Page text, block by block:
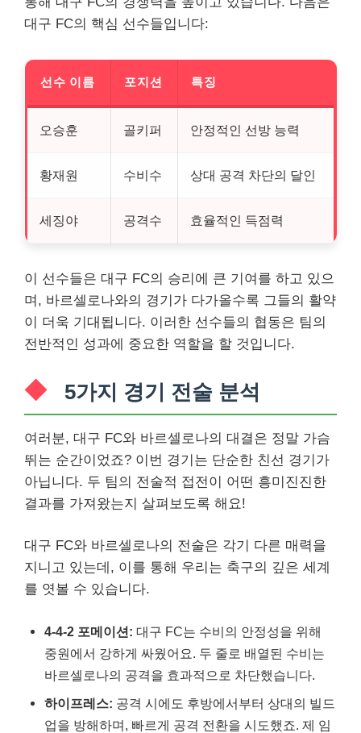
대구 FC의 핵심 선수들입니다:
선수 이름 포지션 특징
오승훈 골키퍼 안정적인 선방 능력
황재원 수비수 상대 공격 차단의 달인
세징야 공격수 효율적인 득점력
이 선수들은 대구 FC의 승리에 큰 기여를 하고 있으
며, 바르셀로나와의 경기가 다가올수록 그들의 활약
이 더욱 기대됩니다. 이러한 선수들의 협동은 팀의
전반적인 성과에 중요한 역할을 할 것입니다.
5가지 경기 전술 분석
여러분, 대구 FC와 바르셀로나의 대결은 정말 가슴
뛰는 순간이었죠? 이번 경기는 단순한 친선 경기가
아닙니다. 두 팀의 전술적 접전이 어떤 흥미진진한
결과를 가져왔는지 살펴보도록 해요!
대구 FC와 바르셀로나의 전술은 각기 다른 매력을
지니고 있는데, 이를 통해 우리는 축구의 깊은 세계
를 엿볼 수 있습니다.
4-4-2 포메이션: 대구 FC는 수비의 안정성을 위해
중원에서 강하게 싸웠어요. 두 줄로 배열된 수비는
바르셀로나의 공격을 효과적으로 차단했습니다.
하이프레스: 공격 시에도 후방에서부터 상대의 빌드
업을 방해하며, 빠르게 공격 전환을 시도했죠. 제 임